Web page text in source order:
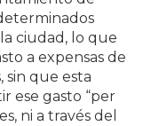
ciudad, lo que
a expensas de
sin que esta
ese gasto “per
ni a través del